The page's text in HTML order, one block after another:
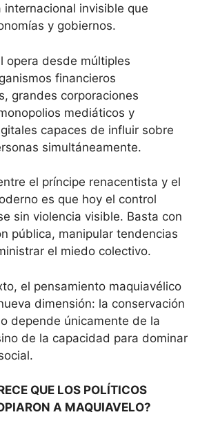
internacional invisible que
y gobiernos.
opera desde múltiples
financieros
grandes corporaciones
mediáticos y
capaces de influir sobre
simultáneamente.
el príncipe renacentista y el
es que hoy el control
sin violencia visible. Basta con
pública, manipular tendencias
el miedo colectivo.
el pensamiento maquiavélico
dimensión: la conservación
depende únicamente de la
de la capacidad para dominar
QUE LOS POLÍTICOS
A MAQUIAVELO?